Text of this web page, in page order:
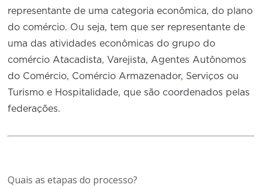
representante de uma categoria econômica, do plano
do comércio. Ou seja, tem que ser representante de
uma das atividades econômicas do grupo do
comércio Atacadista, Varejista, Agentes Autônomos
do Comércio, Comércio Armazenador, Serviços ou
Turismo e Hospitalidade, que são coordenados pelas
federações.
Quais as etapas do processo?